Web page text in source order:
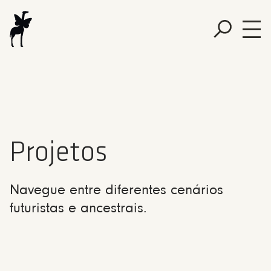
Projetos
Navegue entre diferentes cenários
futuristas e ancestrais.